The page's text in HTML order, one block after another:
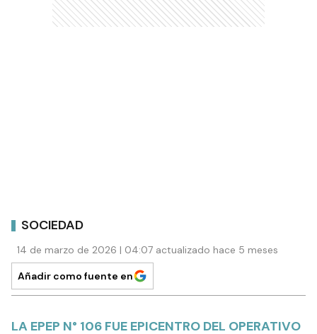
SOCIEDAD
14 de marzo de 2026 | 04:07 actualizado hace 5 meses
Añadir como fuente en
LA EPEP N° 106 FUE EPICENTRO DEL OPERATIVO